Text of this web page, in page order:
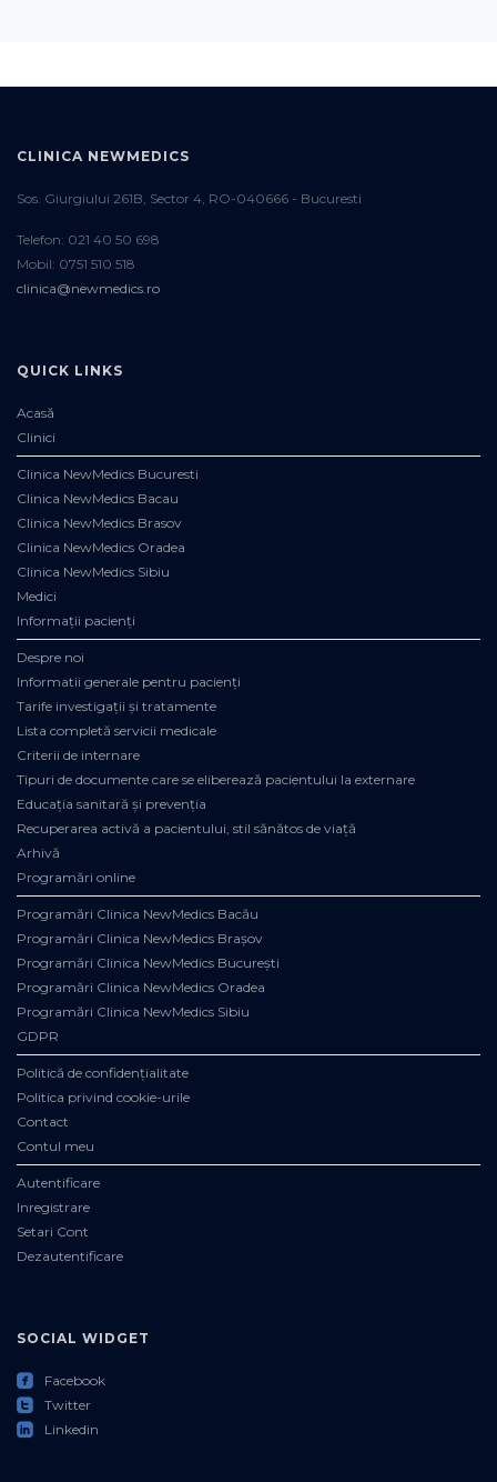
CLINICA NEWMEDICS
Sos. Giurgiului 261B, Sector 4, RO-040666 - Bucuresti
Telefon: 021 40 50 698
Mobil: 0751 510 518
clinica@newmedics.ro
QUICK LINKS
Acasă
Clinici
Clinica NewMedics Bucuresti
Clinica NewMedics Bacau
Clinica NewMedics Brasov
Clinica NewMedics Oradea
Clinica NewMedics Sibiu
Medici
Informații pacienți
Despre noi
Informatii generale pentru pacienți
Tarife investigații și tratamente
Lista completă servicii medicale
Criterii de internare
Tipuri de documente care se eliberează pacientului la externare
Educația sanitară și prevenția
Recuperarea activă a pacientului, stil sănătos de viață
Arhivă
Programări online
Programări Clinica NewMedics Bacău
Programări Clinica NewMedics Brașov
Programări Clinica NewMedics București
Programări Clinica NewMedics Oradea
Programări Clinica NewMedics Sibiu
GDPR
Politică de confidențialitate
Politica privind cookie-urile
Contact
Contul meu
Autentificare
Inregistrare
Setari Cont
Dezautentificare
SOCIAL WIDGET
roundedfacebook Facebook
roundedtwitter Twitter
roundedlinkedin Linkedin